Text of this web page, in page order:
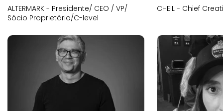
ALTERMARK - Presidente/ CEO / VP/
Sócio Proprietário/C-level
CHEIL - Chief